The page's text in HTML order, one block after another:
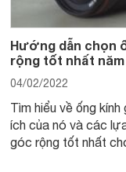
Hướng dẫn chọn
rộng tốt nhất năm
04/02/2022
Tìm hiểu về ống
ích của nó và các
góc rộng tốt nhất